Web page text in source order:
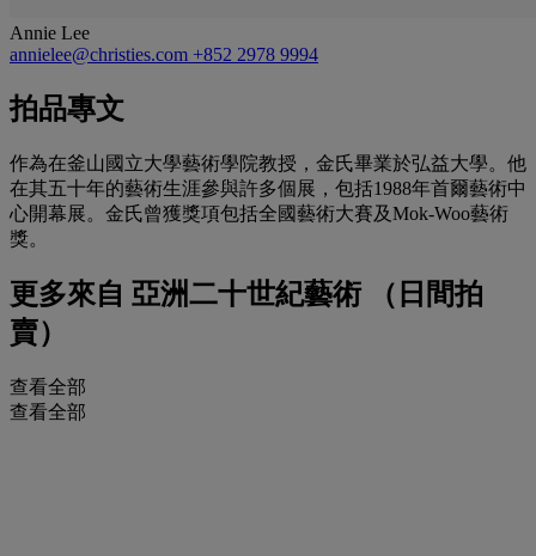
Annie Lee
annielee@christies.com +852 2978 9994
拍品專文
作為在釜山國立大學藝術學院教授，金氏畢業於弘益大學。他
在其五十年的藝術生涯參與許多個展，包括1988年首爾藝術中
心開幕展。金氏曾獲獎項包括全國藝術大賽及Mok-Woo藝術
獎。
更多來自 亞洲二十世紀藝術 （日間拍
賣）
查看全部
查看全部